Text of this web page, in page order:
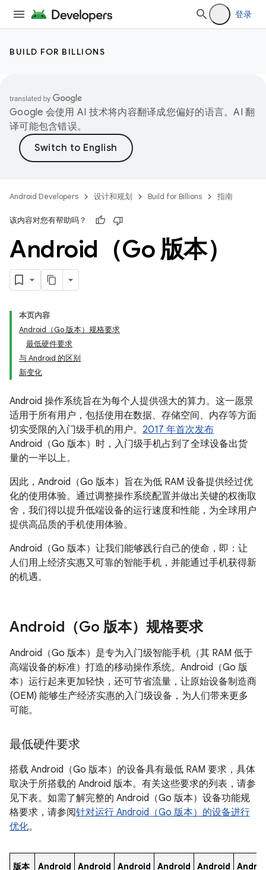
登录
BUILD FOR BILLIONS
Google 会使用 AI 技术将内容翻译成您偏好的语言。AI 翻
译可能包含错误。
Android Developers 设计和规划 Build for Billions 指南
该内容对您有帮助吗？
Android（Go 版本）
本页内容
Android（Go 版本）规格要求
最低硬件要求
与 Android 的区别
新变化
Android 操作系统旨在为每个人提供强大的算力。这一愿景
适用于所有用户，包括使用在数据、存储空间、内存等方面
切实受限的入门级手机的用户。 2017 年首次发布
Android（Go 版本）时，入门级手机占到了全球设备出货
量的一半以上。
因此，Android（Go 版本）旨在为低 RAM 设备提供经过优
化的使用体验。通过调整操作系统配置并做出关键的权衡取
舍，我们得以提升低端设备的运行速度和性能，为全球用户
提供高品质的手机使用体验。
Android（Go 版本）让我们能够践行自己的使命，即：让
人们用上经济实惠又可靠的智能手机，并能通过手机获得新
的机遇。
Android（Go 版本）规格要求
Android（Go 版本）是专为入门级智能手机（其 RAM 低于
高端设备的标准）打造的移动操作系统。Android（Go 版
本）运行起来更加轻快，还可节省流量，让原始设备制造商
(OEM) 能够生产经济实惠的入门级设备，为人们带来更多
可能。
最低硬件要求
搭载 Android（Go 版本）的设备具有最低 RAM 要求，具体
取决于所搭载的 Android 版本。有关这些要求的列表，请参
见下表。如需了解完整的 Android（Go 版本）设备功能规
格要求，请参阅针对运行 Android（Go 版本）的设备进行
优化。
版本
Android
Android
Android
Android
Android